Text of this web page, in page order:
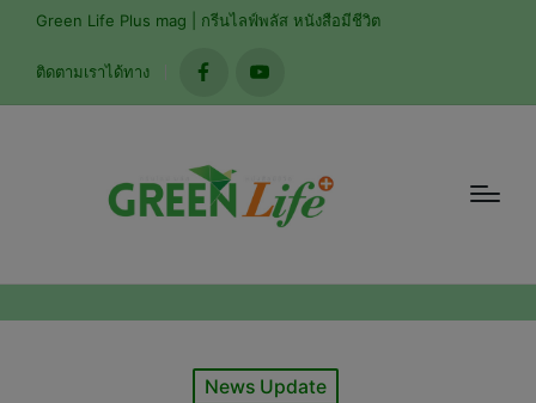
Green Life Plus mag | กรีนไลฟ์พลัส หนังสือมีชีวิต
ติดตามเราได้ทาง
facebookyoutube
Posted
News Update
modal-check